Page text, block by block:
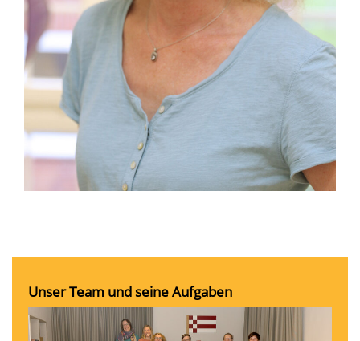
Unser Team und seine Aufgaben